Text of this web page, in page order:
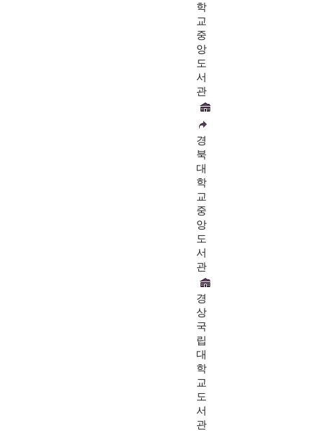
학
교
중
앙
도
서
관
경
북
대
학
교
중
앙
도
서
관
경
상
국
립
대
학
교
도
서
관